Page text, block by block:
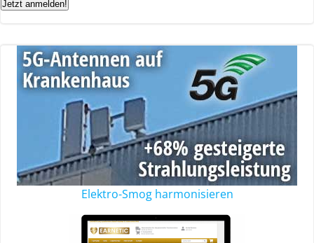
Jetzt anmelden!
Elektro-Smog harmonisieren